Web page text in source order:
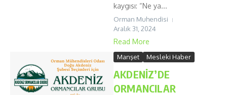
kaygısı: “Ne ya...
Orman Muhendisi
Aralık 31, 2024
Read More
Manşet Mesleki Haber
AKDENİZ’DE
ORMANCILAR